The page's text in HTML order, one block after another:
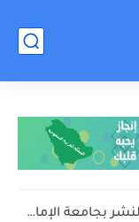
استقبال وفد من دار النشر بجامعة الإمام بن سعود في...